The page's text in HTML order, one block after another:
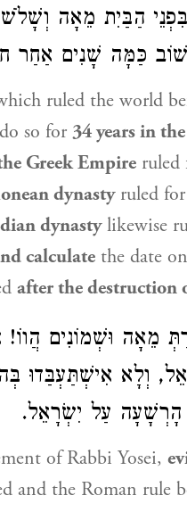
הַבַּיִת מֵאָה
כַּמָּה שָׁנִים אַחַר
ruled the world
so for 34 years in
Greek Empire ruled
dynastyruled for
dynastylikewise
calculate the date
after the destruction
מֵאָה וּשְׁמוֹנִים הֲווֹ!
וְלָא אִישְׁתַּעְבַּדוּ
עַל יִשְׂרָאֵל.
ofRabbi Yosei,
and the Roman rule